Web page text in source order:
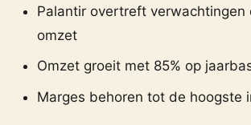
Palantir overtreft verwachtingen
omzet
Omzet groeit met 85% op
Marges behoren tot de hoogste